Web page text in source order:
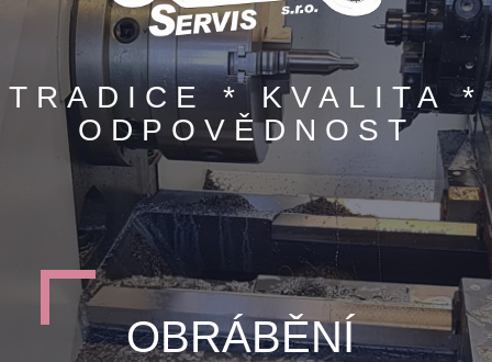
TRADICE * KVALITA *
ODPOVĚDNOST
OBRÁBĚNÍ